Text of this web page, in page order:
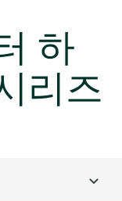
하
리즈